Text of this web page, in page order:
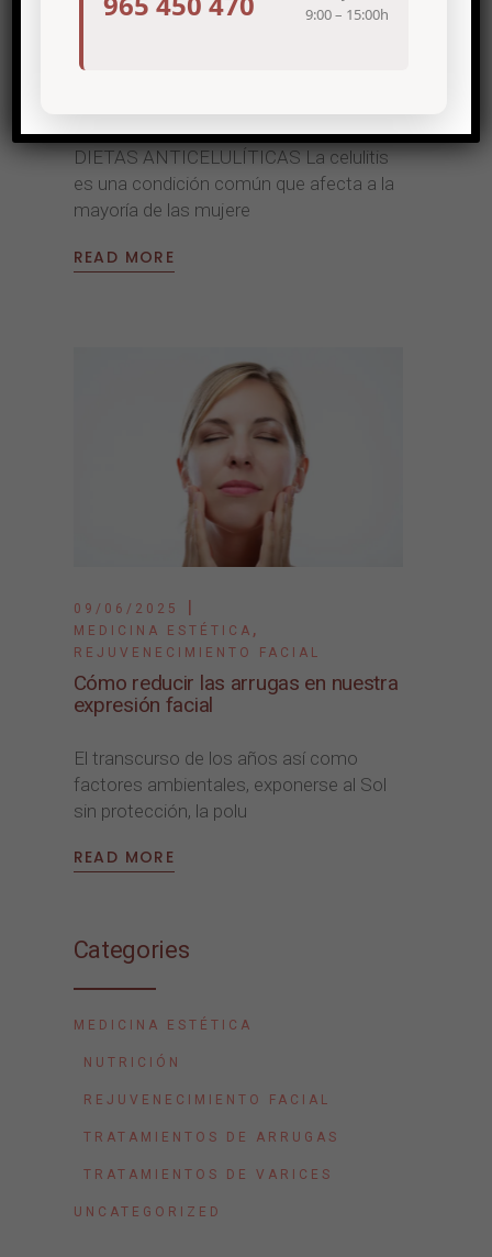
DIETAS ANTICELULÍTICAS La celulitis
es una condición común que afecta a la
mayoría de las mujere
READ MORE
09/06/2025
MEDICINA ESTÉTICA ,
REJUVENECIMIENTO FACIAL
Cómo reducir las arrugas en nuestra
expresión facial
El transcurso de los años así como
factores ambientales, exponerse al Sol
sin protección, la polu
READ MORE
Categories
MEDICINA ESTÉTICA
NUTRICIÓN
REJUVENECIMIENTO FACIAL
TRATAMIENTOS DE ARRUGAS
TRATAMIENTOS DE VARICES
UNCATEGORIZED
9:00 – 15:00h